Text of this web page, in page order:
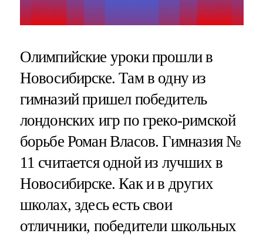
Олимпийские уроки прошли в
Новосибирске. Там в одну из
гимназий пришел победитель
лондонских игр по греко-римской
борьбе Роман Власов. Гимназия №
11 считается одной из лучших в
Новосибирске. Как и в других
школах, здесь есть свои
отличники, победители школьных